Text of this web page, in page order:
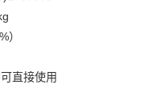
／台灣大直營門市／銀行轉
下簡稱本公司）所提供，讓
並由商店將買賣／分期付款
單繳交帳款。
跳轉至「AFTEE先享後付」
成結帳。
交易完成。
若您需要取消訂單，請聯絡
為有效，需透過AFTEE先享
）
直接使用